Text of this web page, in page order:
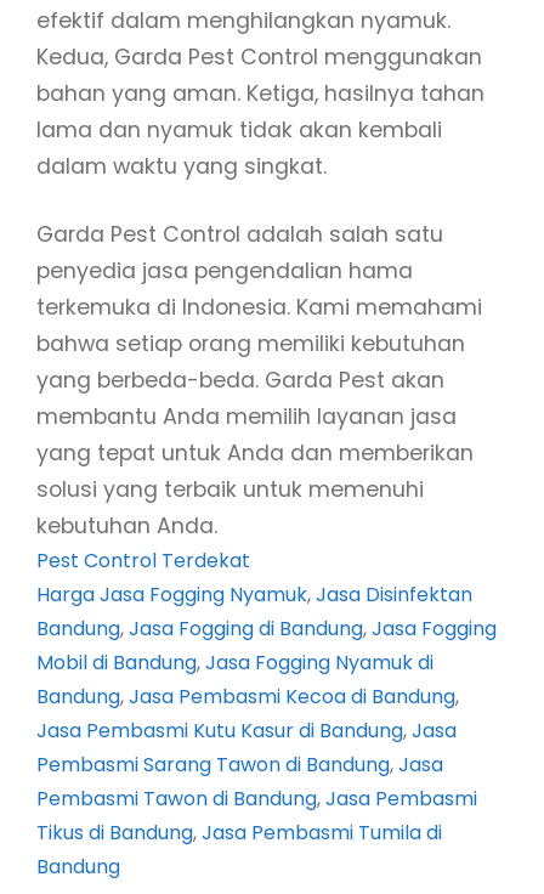
efektif dalam menghilangkan nyamuk.
Kedua, Garda Pest Control menggunakan
bahan yang aman. Ketiga, hasilnya tahan
lama dan nyamuk tidak akan kembali
dalam waktu yang singkat.
Garda Pest Control adalah salah satu
penyedia jasa pengendalian hama
terkemuka di Indonesia. Kami memahami
bahwa setiap orang memiliki kebutuhan
yang berbeda-beda. Garda Pest akan
membantu Anda memilih layanan jasa
yang tepat untuk Anda dan memberikan
solusi yang terbaik untuk memenuhi
kebutuhan Anda.
Pest Control Terdekat
Harga Jasa Fogging Nyamuk, Jasa Disinfektan
Bandung, Jasa Fogging di Bandung, Jasa Fogging
Mobil di Bandung, Jasa Fogging Nyamuk di
Bandung, Jasa Pembasmi Kecoa di Bandung
Jasa Pembasmi Kutu Kasur di Bandung, Jasa
Pembasmi Sarang Tawon di Bandung, Jasa
Pembasmi Tawon di Bandung, Jasa Pembasmi
Tikus di Bandung, Jasa Pembasmi Tumila di
Bandung